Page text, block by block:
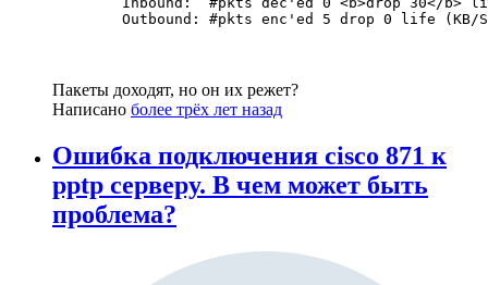
Outbound: #pkts enc'ed 5 drop 0 life (KB/
Пакеты доходят, но он их режет?
Написано более трёх лет назад
Ошибка подключения cisco 871 к
pptp серверу. В чем может быть
проблема?